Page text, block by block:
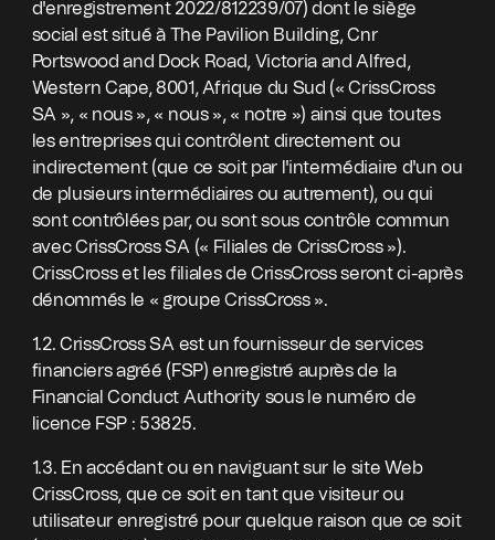
d'enregistrement 2022/812239/07) dont le siège
social est situé à The Pavilion Building, Cnr
Portswood and Dock Road, Victoria and Alfred,
Western Cape, 8001, Afrique du Sud (« CrissCross
SA », « nous », « nous », « notre ») ainsi que toutes
les entreprises qui contrôlent directement ou
indirectement (que ce soit par l'intermédiaire d'un ou
de plusieurs intermédiaires ou autrement), ou qui
sont contrôlées par, ou sont sous contrôle commun
avec CrissCross SA (« Filiales de CrissCross »).
CrissCross et les filiales de CrissCross seront ci-après
dénommés le « groupe CrissCross ».
1.2. CrissCross SA est un fournisseur de services
financiers agréé (FSP) enregistré auprès de la
Financial Conduct Authority sous le numéro de
licence FSP : 53825.
1.3. En accédant ou en naviguant sur le site Web
CrissCross, que ce soit en tant que visiteur ou
utilisateur enregistré pour quelque raison que ce soit